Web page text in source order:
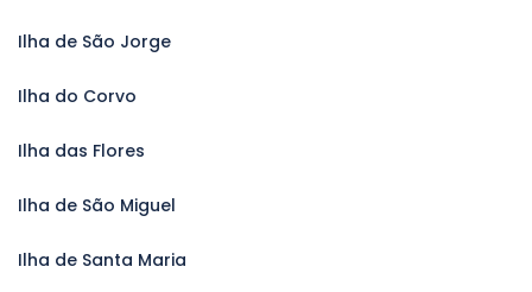
Ilha de São Jorge
Ilha do Corvo
Ilha das Flores
Ilha de São Miguel
Ilha de Santa Maria